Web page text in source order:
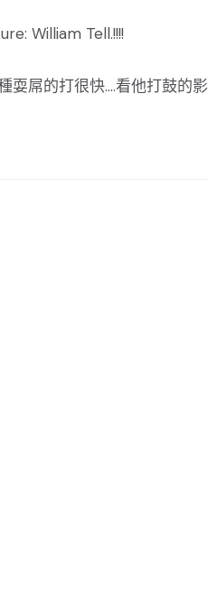
William Tell.!!!!
屌的打很快....看他打鼓的影